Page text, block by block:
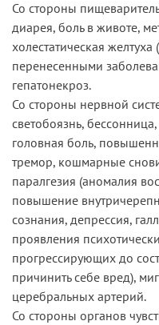
Со стороны
диарея, боль в животе,
холестатическая
перенесенными
гепатонекроз.
Со стороны нервной
светобоязнь,
головная боль,
тремор, кошмарные
паралгезия (аномалия
повышение
сознания, депрессия,
проявления
прогрессирующих до
причинить себе вред),
церебральных артерий.
Со стороны органов